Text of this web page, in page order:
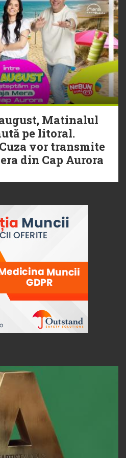
Matinalul
pe litoral.
vor transmite
din Cap Aurora